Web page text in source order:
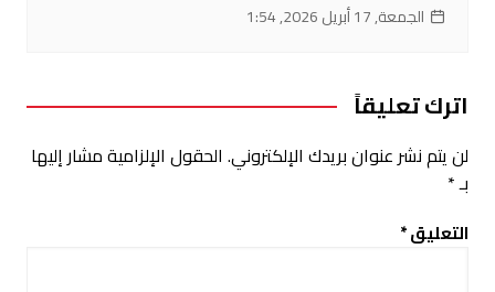
الجمعة, 17 أبريل 2026, 1:54
اترك تعليقاً
لن يتم نشر عنوان بريدك الإلكتروني. الحقول الإلزامية مشار إليها
بـ*
التعليق*